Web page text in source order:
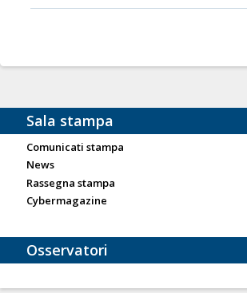
Sala stampa
Comunicati stampa
News
Rassegna stampa
Cybermagazine
Osservatori